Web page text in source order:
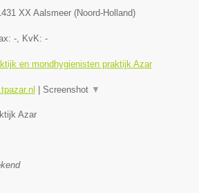
XX Aalsmeer(Noord-Holland)
-, KvK: -
en mondhygienisten praktijk Azar
Screenshot ▼
Azar